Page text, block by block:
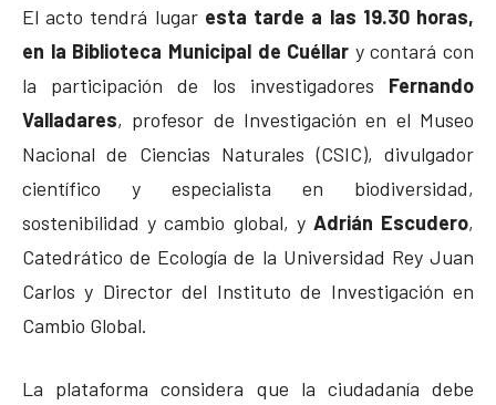
El acto tendrá lugaresta tarde a las 19.30 horas,
en la Biblioteca Municipal de Cuéllar y contará con
la participación de los investigadores Fernando
Valladares, profesor de Investigación en el Museo
Nacional de Ciencias Naturales (CSIC), divulgador
científico y especialista en biodiversidad,
sostenibilidad y cambio global, y Adrián Escudero,
Catedrático de Ecología de la Universidad Rey Juan
Carlos y Director del Instituto de Investigación en
Cambio Global.
La plataforma considera que la ciudadanía debe